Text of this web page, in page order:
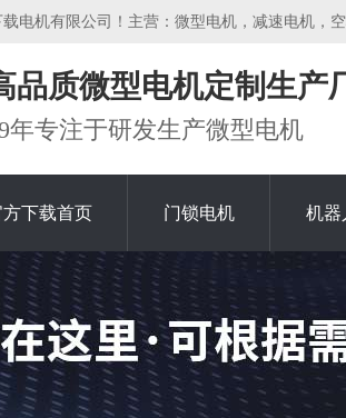
有限公司！主营：微型电机，减速电机，
品质微型电机定制生产
年专注于研发生产微型电机
下载首页 门锁电机 机器
方下载